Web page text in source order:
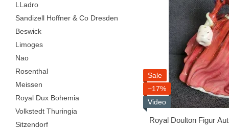
Sale
−17%
Video
Royal Doulton Figur
LLadro
Sandizell Hoffner & Co Dresden
Beswick
Limoges
Nao
Rosenthal
Meissen
Royal Dux Bohemia
Volkstedt Thuringia
Sitzendorf